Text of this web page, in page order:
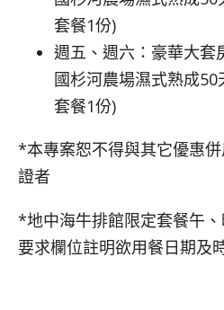
套餐1份)
週五、週六：豪華大套
國杉河農場濕式熟成
套餐1份)
*本專案恕不得與其它優惠
證者
*地中海牛排館限定套餐午
要求欄位註明欲用餐日期及